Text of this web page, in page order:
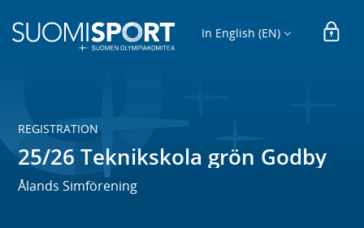
In English (EN)
REGISTRATION
25/26 Teknikskola grön Godby
Ålands Simförening